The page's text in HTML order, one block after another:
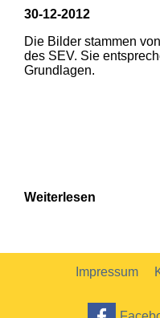
1 2
30-12-2012
Die Bilder stammen
des SEV. Sie
Grundlagen.
Weiterlesen
Impressum